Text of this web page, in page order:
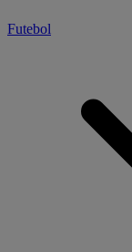
Futebol